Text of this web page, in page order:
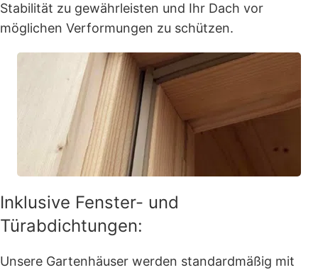
Stabilität zu gewährleisten und Ihr Dach vor
möglichen Verformungen zu schützen.
Inklusive Fenster- und
Türabdichtungen:
Unsere Gartenhäuser werden standardmäßig mit